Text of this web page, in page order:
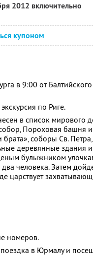
2012 включительно
купоном
в 9:00 от
по Риге.
в список
Пороховая башня
соборы Св.
деревянные здания
булыжником
человека. Затем
царствует
номеров.
в Юрмалу и